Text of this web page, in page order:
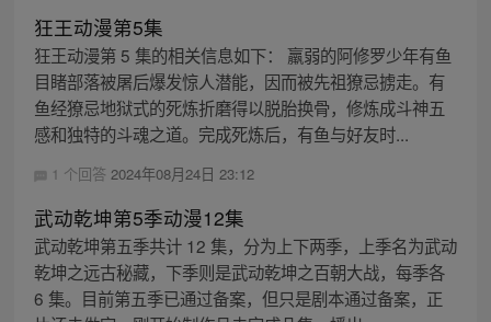
狂王动漫第5集
狂王动漫第 5 集的相关信息如下： 羸弱的阿修罗少年有鱼
目睹部落被屠后爆发惊人潜能，因而被先祖獠忌掳走。有
鱼经獠忌地狱式的死炼折磨得以脱胎换骨，修炼成斗神五
感和独特的斗魂之道。完成死炼后，有鱼与好友时...
1 个回答 2024年08月24日 23:12
武动乾坤第5季动漫12集
武动乾坤第五季共计 12 集，分为上下两季，上季名为武动
乾坤之远古秘藏，下季则是武动乾坤之百朝大战，每季各
6 集。目前第五季已通过备案，但只是剧本通过备案，正